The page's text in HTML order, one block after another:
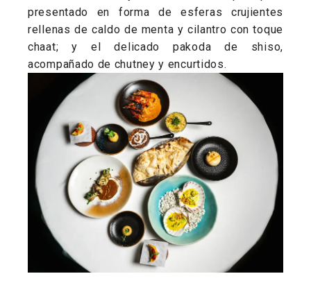
presentado en forma de esferas crujientes
rellenas de caldo de menta y cilantro con toque
chaat; y el delicado pakoda de shiso,
acompañado de chutney y encurtidos.